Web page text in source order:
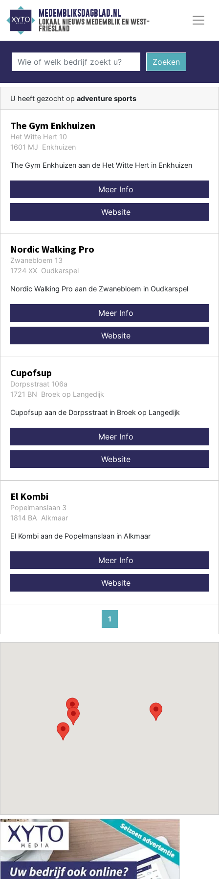
MEDEMBLIKSDAGBLAD.NL
lokaal nieuws medemblik en west-
friesland
Zoeken
U heeft gezocht op adventure sports
The Gym Enkhuizen
Het Witte Hert 10
1601 MJ Enkhuizen
The Gym Enkhuizen aan de Het Witte Hert in Enkhuizen
Meer Info
Website
Nordic Walking Pro
Zwanebloem 13
1724 XX Oudkarspel
Nordic Walking Pro aan de Zwanebloem in Oudkarspel
Meer Info
Website
Cupofsup
Dorpsstraat 106a
1721 BN Broek op Langedijk
Cupofsup aan de Dorpsstraat in Broek op Langedijk
Meer Info
Website
El Kombi
Popelmanslaan 3
1814 BA Alkmaar
El Kombi aan de Popelmanslaan in Alkmaar
Meer Info
Website
1